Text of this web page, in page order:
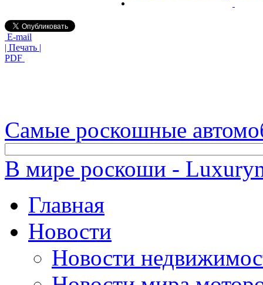
E-mail
| Печать |
PDF
Самые роскошные
В мире роскоши -
Главная
Новости
Новости